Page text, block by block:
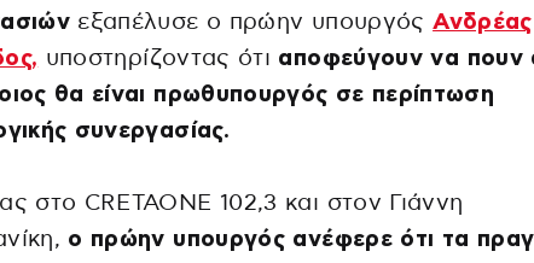
εξαπέλυσε ο πρώην υπουργόςΑνδρέας
υποστηρίζοντας ότι αποφεύγουν να πουν
θα είναι πρωθυπουργός σε περίπτωση
συνεργασίας.
στο CRETAONE 102,3 και στον Γιάννη
ο πρώην υπουργός ανέφερε ότι τα